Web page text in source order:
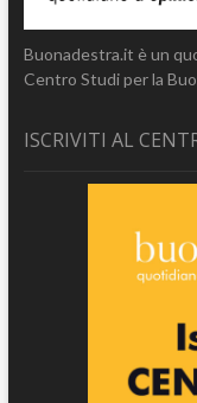
Buonadestra.it è un
Centro Studi per la
ISCRIVITI AL